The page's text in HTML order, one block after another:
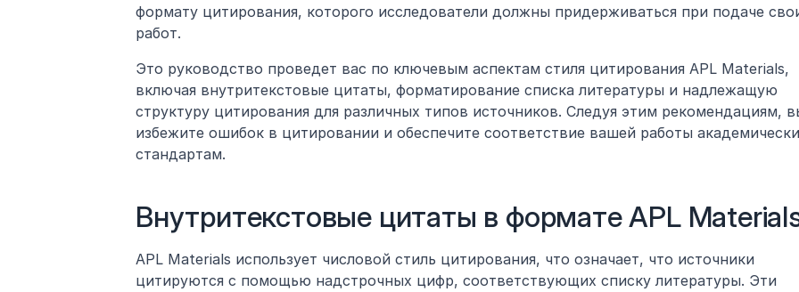
формату цитирования, которого исследователи должны придерживаться при подаче
работ.
Это руководство проведет вас по ключевым аспектам стиля цитирования APL Materials,
включая внутритекстовые цитаты, форматирование списка литературы и надлежащую
структуру цитирования для различных типов источников. Следуя этим рекомендациям,
избежите ошибок в цитировании и обеспечите соответствие вашей работы
стандартам.
Внутритекстовые цитаты в формате APL
APL Materials использует числовой стиль цитирования, что означает, что источники
цитируются с помощью надстрочных цифр, соответствующих списку литературы. Эти